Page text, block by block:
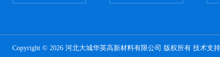
Copyright © 2026 河北大城华英高新材料有限公司 版权所有 技术支